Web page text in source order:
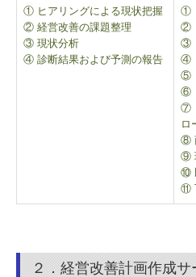
リンク集
関連リンク
① ヒアリングによる現状把握
② 経営改善の課題整理
③ 現状分析
④ 診断結果および予測の報告
①
②
③
④
⑤
⑥
⑦
ロ
⑧
⑨
⑩
⑪
２．経営改善計画作成サ